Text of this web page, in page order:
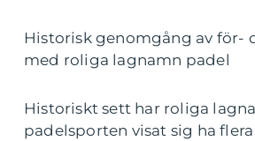
Historisk genomgång av för-
med roliga lagnamn padel
Historiskt sett har roliga
padelsporten visat sig ha